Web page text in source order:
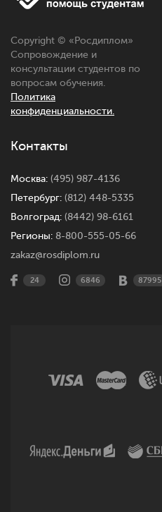
Copyright © « Росдиплом»
Сопровождение и
консультации студентов по
вопросам обучения.
Политика
конфиденциальности.
Контакты
Москва: (495) 987-4136
Петербург: (812) 448-5335
Волгоград: (8442) 98-6161
Регионы: 8-800-555-05-66
zakaz@rosdiplom.ru
24 6846 87995